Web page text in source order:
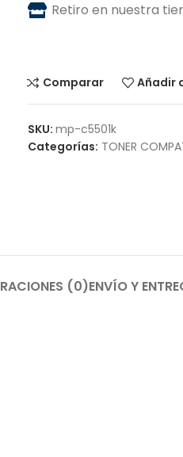
Retiro en nuestra
Comparar Añadir
SKU: mp-c5501k
Categorías: TONER
(0)ENVÍO Y